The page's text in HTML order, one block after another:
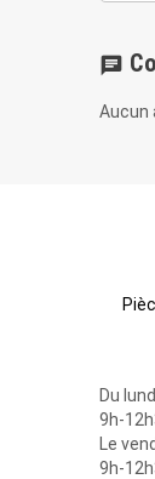
chat
Aucun
Du
9h-
Le
9h-